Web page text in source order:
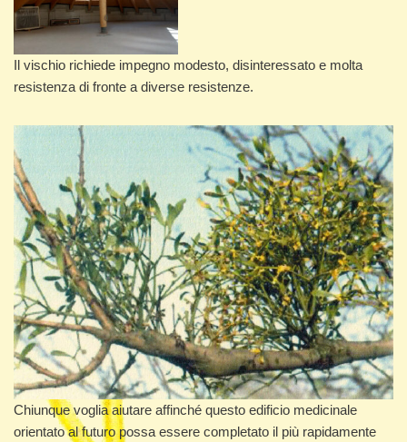
Il vischio richiede impegno modesto, disinteressato e molta
resistenza di fronte a diverse resistenze.
Chiunque voglia aiutare affinché questo edificio medicinale
orientato al futuro possa essere completato il più rapidamente